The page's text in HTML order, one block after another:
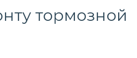
тормозной